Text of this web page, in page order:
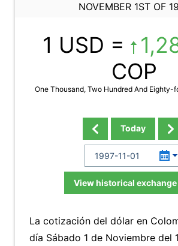
NOVEMBER 1ST OF
1 USD =
COP
One Thousand, Two Hundred And Eighty-
Today
View historical
La cotización del dólar en
día Sábado 1 de Noviembre del